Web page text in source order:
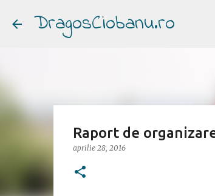
DragosCiobanu.ro
Raport de
aprilie 28, 2016